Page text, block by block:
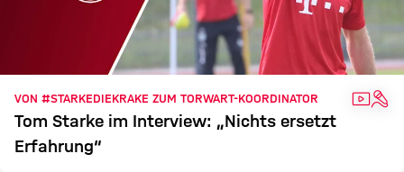
VON #STARKEDIEKRAKE ZUM TORWART-KOORDINATOR VIDEO
Tom Starke im Interview: „Nichts ersetzt
Erfahrung“